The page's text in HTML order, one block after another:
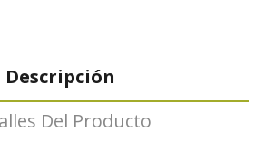
Descripción
Del Producto